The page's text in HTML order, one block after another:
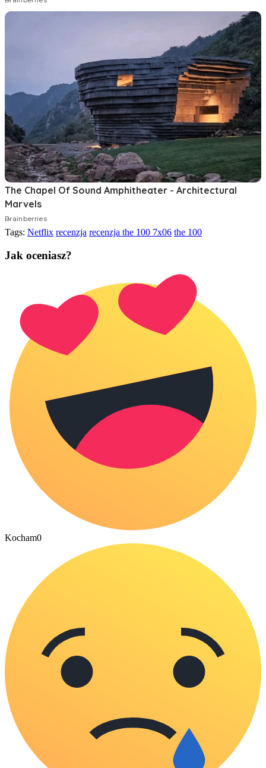
Tags: Netflix recenzja recenzja the 100 7x06 the 100
Jak oceniasz?
Kocham0